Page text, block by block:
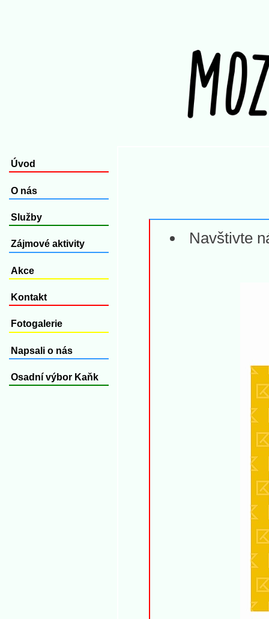
Úvod
O nás
Služby
Zájmové aktivity
Akce
Kontakt
Fotogalerie
Napsali o nás
Osadní výbor Kaňk
Navštivte